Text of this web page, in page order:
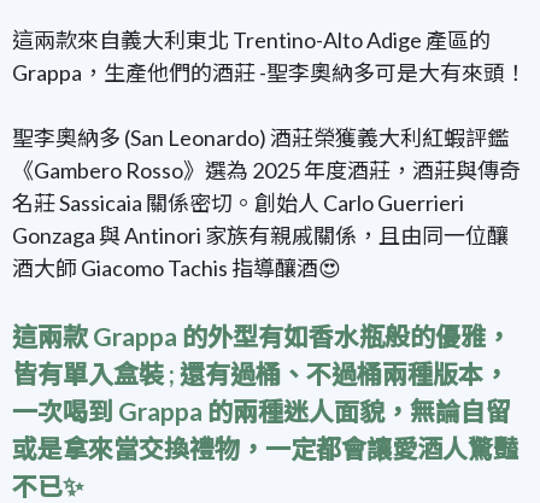
這兩款來自義大利東北 Trentino-Alto Adige 產區的
Grappa，生產他們的酒莊 -聖李奧納多可是大有來頭！
聖李奧納多 (San Leonardo) 酒莊榮獲義大利紅蝦評鑑
《Gambero Rosso》選為 2025 年度酒莊，酒莊與傳奇
名莊 Sassicaia 關係密切。創始人 Carlo Guerrieri
Gonzaga 與 Antinori 家族有親戚關係，且由同一位釀
酒大師 Giacomo Tachis 指導釀酒😍
這兩款 Grappa 的外型有如香水瓶般的優雅，
皆有單入盒裝 ; 還有過桶、不過桶兩種版本，
一次喝到 Grappa 的兩種迷人面貌，無論自留
或是拿來當交換禮物，一定都會讓愛酒人驚豔
不已✨